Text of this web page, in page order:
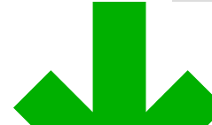
Золотой
Материал
Стекло